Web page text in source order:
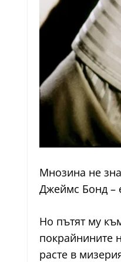
Мнозина не
Джеймс Бонд –
Но пътят му
покрайнините
расте в